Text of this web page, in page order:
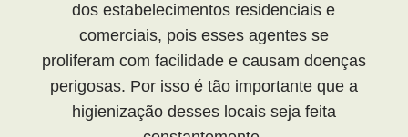
dos estabelecimentos residenciais e
comerciais, pois esses agentes se
proliferam com facilidade e causam doenças
perigosas. Por isso é tão importante que a
higienização desses locais seja feita